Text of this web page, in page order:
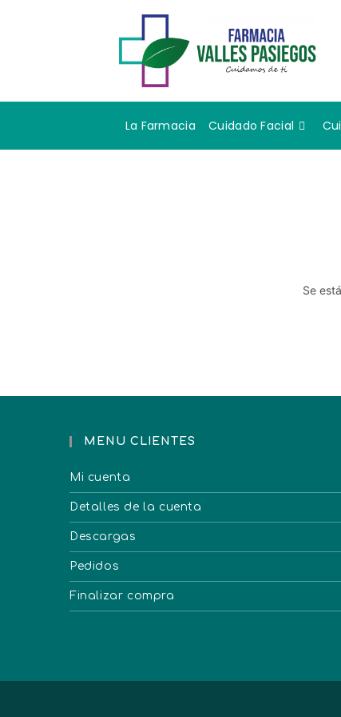
La Farmacia Cuidado Facial
Se
MENU CLIENTES
Mi cuenta
Detalles de la cuenta
Descargas
Pedidos
Finalizar compra